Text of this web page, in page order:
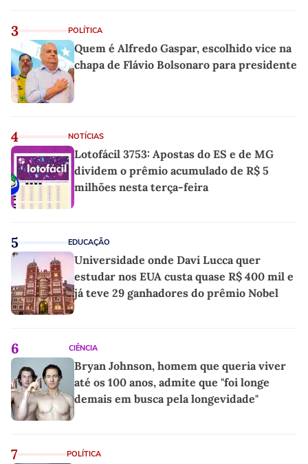
3 POLÍTICA
Quem é Alfredo Gaspar, escolhido vice na
chapa de Flávio Bolsonaro para presidente
4 NOTÍCIAS
Lotofácil 3753: Apostas do ES e de MG
dividem o prêmio acumulado de R$ 5
milhões nesta terça-feira
5 EDUCAÇÃO
Universidade onde Davi Lucca quer
estudar nos EUA custa quase R$ 400 mil e
já teve 29 ganhadores do prêmio Nobel
6 CIÊNCIA
Bryan Johnson, homem que queria viver
até os 100 anos, admite que "foi longe
demais em busca pela longevidade"
7 POLÍTICA